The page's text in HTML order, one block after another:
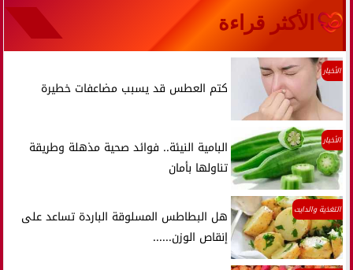
الأكثر قراءة
الأخبار
كتم العطس قد يسبب مضاعفات خطيرة
الأخبار
البامية النيئة.. فوائد صحية مذهلة وطريقة
تناولها بأمان
التغذية والدايت
هل البطاطس المسلوقة الباردة تساعد على
إنقاص الوزن......